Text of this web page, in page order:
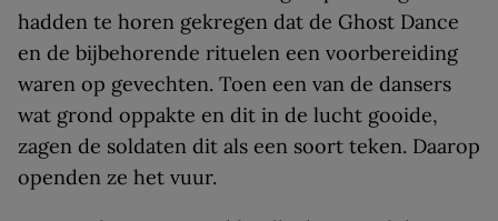
hadden te horen gekregen dat de Ghost Dance
en de bijbehorende rituelen een voorbereiding
waren op gevechten. Toen een van de dansers
wat grond oppakte en dit in de lucht gooide,
zagen de soldaten dit als een soort teken. Daarop
openden ze het vuur.